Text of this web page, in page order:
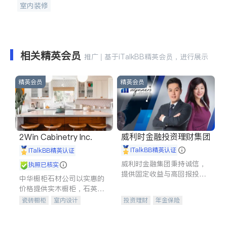
室内装修
相关精英会员 推广 | 基于iTalkBB精英会员，进行展示
精英会员
2Win Cabinetry Inc.
iTalkBB精英认证
执照已核实
中华橱柜石材公司以实惠的
价格提供实木橱柜，石英石
台面，多种优质不锈钢水
瓷砖橱柜
室内设计
精英会员
威利时金融投资理财集团
iTalkBB精英认证
威利时金融集团秉持诚信，
提供固定收益与高回报投资
合，助力客户实现目标
投资理财
年金保险